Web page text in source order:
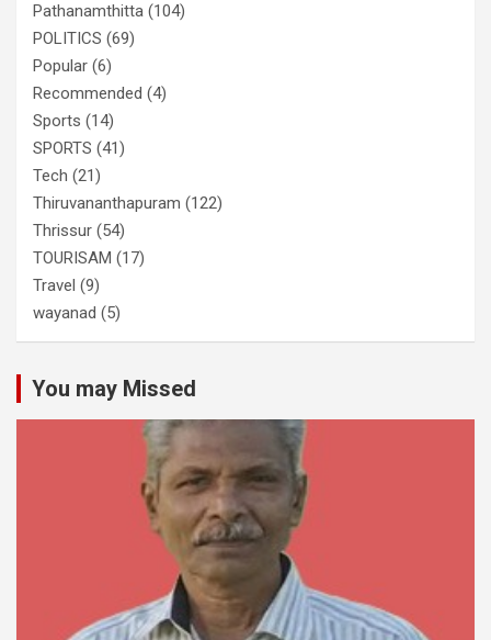
Pathanamthitta (104)
POLITICS (69)
Popular (6)
Recommended (4)
Sports (14)
SPORTS (41)
Tech (21)
Thiruvananthapuram (122)
Thrissur (54)
TOURISAM (17)
Travel (9)
wayanad (5)
You may Missed